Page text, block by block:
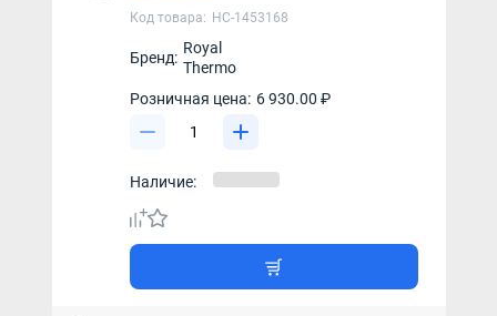
Код товара: НС-1453168
Бренд:
Royal
Thermo
Розничная цена: 6 930.00 ₽
Наличие: